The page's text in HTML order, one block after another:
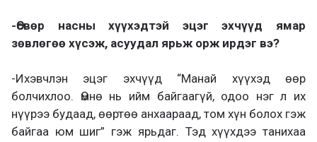
-Өсвөр насны хүүхэдтэй эцэг эхчүүд ямар
зөвлөгөө хүсэж, асуудал ярьж орж ирдэг вэ?
-Ихэвчлэн эцэг эхчүүд “Манай хүүхэд өөр
болчихлоо. Өмнө нь ийм байгаагүй, одоо нэг л их
нүүрээ будаад, өөртөө анхаараад, том хүн болох гэж
байгаа юм шиг” гэж ярьдаг. Тэд хүүхдээ танихаа